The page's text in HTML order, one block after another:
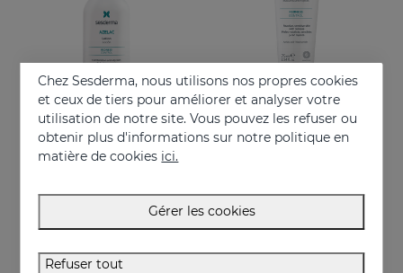
Acheter
Convient aux peaux grasses ou à tendance acnéique
26.95 €
Acheter
29.95 €
Chez Sesderma, nous utilisons nos propres cookies
et ceux de tiers pour améliorer et analyser votre
utilisation de notre site. Vous pouvez les refuser ou
obtenir plus d'informations sur notre politique en
matière de cookies ici.
Gérer les cookies
Refuser tout